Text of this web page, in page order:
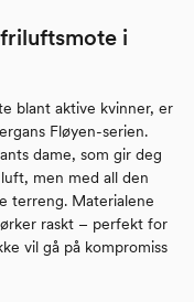
i
blant aktive kvinner, er
Fløyen-serien.
dame, som gir deg
men med all den
terreng. Materialene
raskt – perfekt for
vil gå på kompromiss